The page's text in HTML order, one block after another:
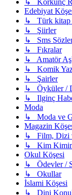
↳ Korkunç
Edebiyat
↳ Türk kitap
↳ Şiirler
↳ Sms
↳ Fıkralar
↳ Amatör
↳ Komik
↳ Şairler
↳ Öyküler /
↳ Ilginç
Moda
↳ Moda ve
Magazin
↳ Film, Dizi
↳ Kim
Okul Köşesi
↳ Ödevler /
↳ Okullar
İslami Köşesi
↳ Dini